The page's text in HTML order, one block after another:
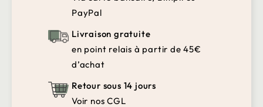
PayPal
Livraison gratuite
en point relais à partir de 45€
d’achat
Retour sous 14 jours
Voir nos CGL